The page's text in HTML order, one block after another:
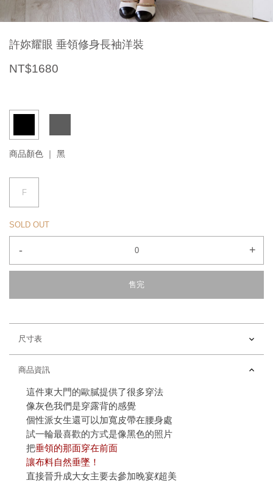
許妳耀眼 垂領修身長袖洋裝
NT$1680
商品顏色 ｜ 黑
F
SOLD OUT
- +
售完
尺寸表
商品資訊
這件東大門的歐膩提供了很多穿法
像灰色我們是穿露背的感覺
個性派女生還可以加寬皮帶在腰身處
試一輪最喜歡的方式是像黑色的照片
把垂領的那面穿在前面
讓布料自然垂墜！
直接晉升成大女主要去參加晚宴💃超美